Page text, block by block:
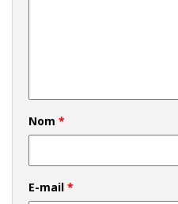
Nom *
E-mail *